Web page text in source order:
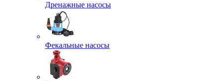
Дренажные насосы
Фекальные насосы